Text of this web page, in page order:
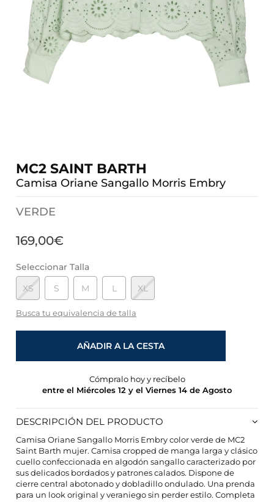
MC2 SAINT BARTH
Camisa Oriane Sangallo Morris Embry
VERDE
169,00€
Seleccionar Talla
XS
S M L XL
Busca tu equivalencia de talla
AÑADIR A LA CESTA
Cómpralo hoy y recíbelo
entre el Miércoles 12 y el Viernes 14 de Agosto
DESCRIPCIÓN DEL PRODUCTO
Camisa Oriane Sangallo Morris Embry color verde de MC2
Saint Barth mujer. Camisa cropped de manga larga y clásico
cuello confeccionada en algodón sangallo caracterizado por
sus delicados bordados y patrones calados. Dispone de
cierre central abotonado y dobladillo ondulado. Una prenda
para un look original y veraniego sin perder estilo. Completa
CONFIGURACIÓN DE COOKIES
HABILITAR TODO RECHAZAR TODO